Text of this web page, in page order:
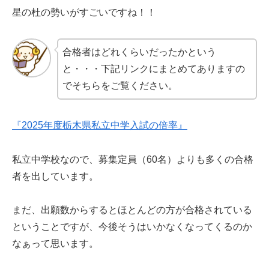
星の杜の勢いがすごいですね！！
合格者はどれくらいだったかという
と・・・下記リンクにまとめてありますの
でそちらをご覧ください。
『2025年度栃木県私立中学入試の倍率』
私立中学校なので、募集定員（60名）よりも多くの合格
者を出しています。
まだ、出願数からするとほとんどの方が合格されている
ということですが、今後そうはいかなくなってくるのか
なぁって思います。